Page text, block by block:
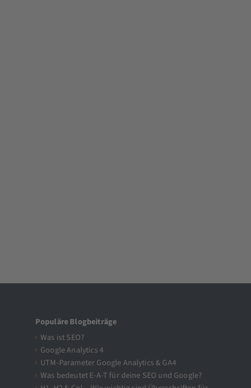
Populäre Blogbeiträge
Was ist SEO?
Google Analytics 4
UTM-Parameter Google Analytics & GA4
Was bedeutet E-A-T für deine SEO und Google?